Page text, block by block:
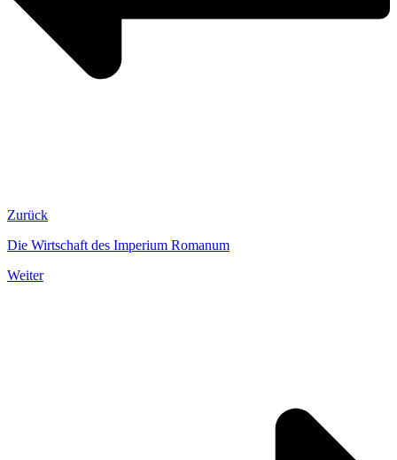
Zurück
Die Wirtschaft des Imperium Romanum
Weiter